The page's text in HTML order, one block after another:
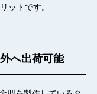
ットです。
へ出荷可能